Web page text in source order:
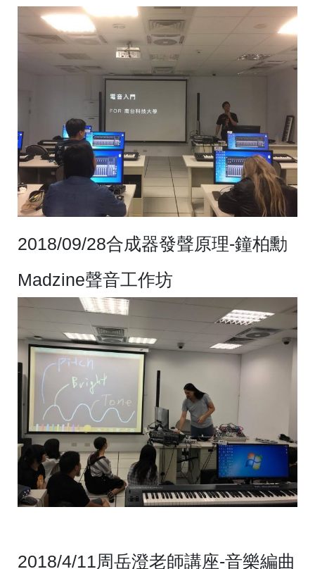
2018/09/28合成器發聲原理-鐘柏勳
Madzine聲音工作坊
2018/4/11周岳澄老師講座-音樂編曲